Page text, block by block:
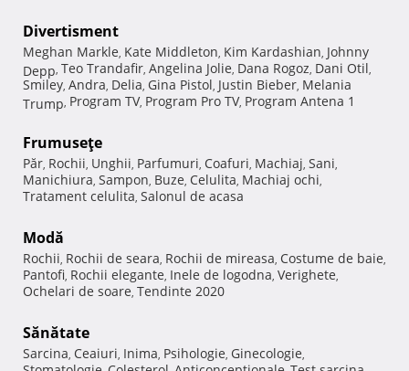
Divertisment
Meghan Markle, Kate Middleton, Kim Kardashian, Johnny
Depp, Teo Trandafir, Angelina Jolie, Dana Rogoz, Dani Otil,
Smiley, Andra, Delia, Gina Pistol, Justin Bieber, Melania
Trump, Program TV, Program Pro TV, Program Antena 1
Frumuseţe
Păr, Rochii, Unghii, Parfumuri, Coafuri, Machiaj, Sani,
Manichiura, Sampon, Buze, Celulita, Machiaj ochi,
Tratament celulita, Salonul de acasa
Modă
Rochii, Rochii de seara, Rochii de mireasa, Costume de baie,
Pantofi, Rochii elegante, Inele de logodna, Verighete,
Ochelari de soare, Tendinte 2020
Sănătate
Sarcina, Ceaiuri, Inima, Psihologie, Ginecologie,